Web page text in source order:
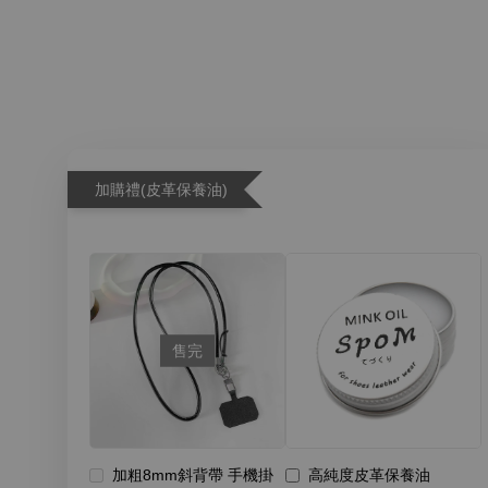
加購禮(皮革保養油)
售完
加粗8mm斜背帶 手機掛
高純度皮革保養油